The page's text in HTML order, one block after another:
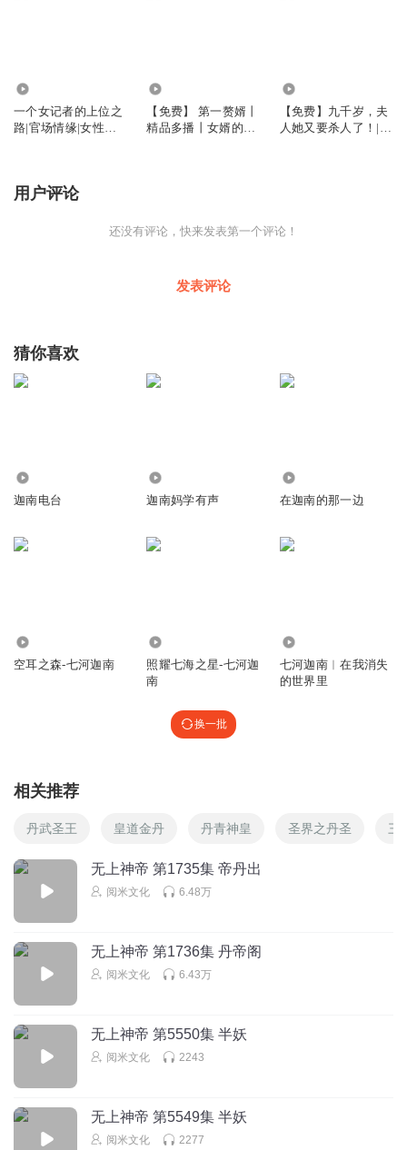
一个女记者的上位之
路|官场情缘|女性谋
【免费】 第一赘婿丨
精品多播丨女婿的逆
【免费】九千岁，夫
人她又要杀人了！|多
用户评论
还没有评论，快来发表第一个评论！
发表评论
猜你喜欢
迦南电台 迦南妈学有声 在迦南的那一边
空耳之森-七河迦南
照耀七海之星-七河迦
南
七河迦南︱在我消失
的世界里
换一批
相关推荐
丹武圣王 皇道金丹 丹青神皇 圣界之丹圣 三
无上神帝 第1735集 帝丹出
阅米文化 6.48万
无上神帝 第1736集 丹帝阁
阅米文化 6.43万
无上神帝 第5550集 半妖
阅米文化 2243
无上神帝 第5549集 半妖
阅米文化 2277